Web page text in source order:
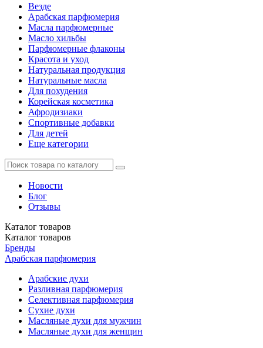
Везде
Арабская парфюмерия
Масла парфюмерные
Масло хильбы
Парфюмерные флаконы
Красота и уход
Натуральная продукция
Натуральные масла
Для похудения
Корейская косметика
Афродизиаки
Спортивные добавки
Для детей
Еще категории
Новости
Блог
Отзывы
Каталог товаров
Каталог товаров
Бренды
Арабская парфюмерия
Арабские духи
Разливная парфюмерия
Селективная парфюмерия
Сухие духи
Масляные духи для мужчин
Масляные духи для женщин